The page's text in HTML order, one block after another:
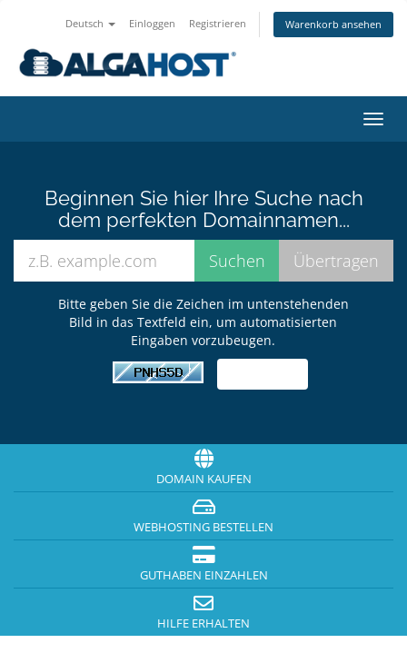
Deutsch Einloggen Registrieren Warenkorb ansehen
ein-/
Beginnen Sie hier Ihre Suche nach
dem perfekten Domainnamen...
Bitte geben Sie die Zeichen im untenstehenden
Bild in das Textfeld ein, um automatisierten
Eingaben vorzubeugen.
DOMAIN KAUFEN
WEBHOSTING BESTELLEN
GUTHABEN EINZAHLEN
HILFE ERHALTEN